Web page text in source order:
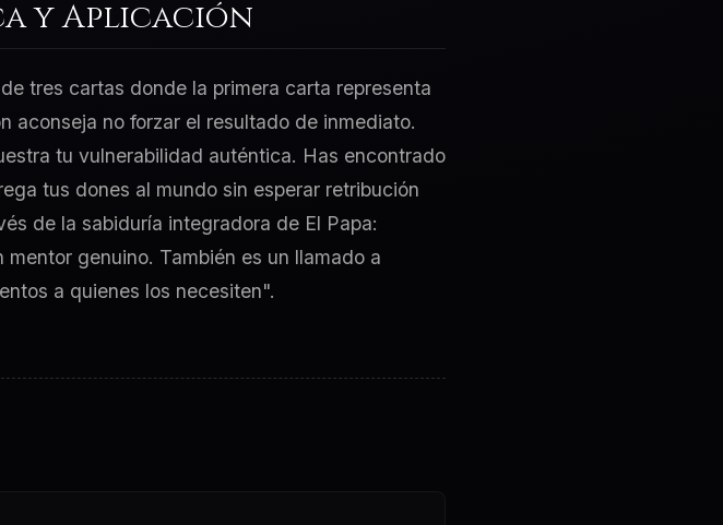
y Aplicación
tres cartas donde la primera carta representa
aconseja no forzar el resultado de inmediato.
tu vulnerabilidad auténtica. Has encontrado
tus dones al mundo sin esperar retribución
de la sabiduría integradora de El Papa:
genuino. También es un llamado a
a quienes los necesiten".